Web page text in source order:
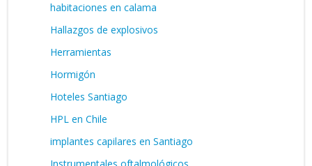
habitaciones en calama
Hallazgos de explosivos
Herramientas
Hormigón
Hoteles Santiago
HPL en Chile
implantes capilares en Santiago